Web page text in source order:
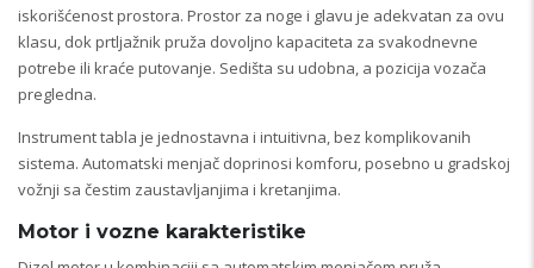
iskorišćenost prostora. Prostor za noge i glavu je adekvatan za ovu
klasu, dok prtljažnik pruža dovoljno kapaciteta za svakodnevne
potrebe ili kraće putovanje. Sedišta su udobna, a pozicija vozača
pregledna.
Instrument tabla je jednostavna i intuitivna, bez komplikovanih
sistema. Automatski menjač doprinosi komforu, posebno u gradskoj
vožnji sa čestim zaustavljanjima i kretanjima.
Motor i vozne karakteristike